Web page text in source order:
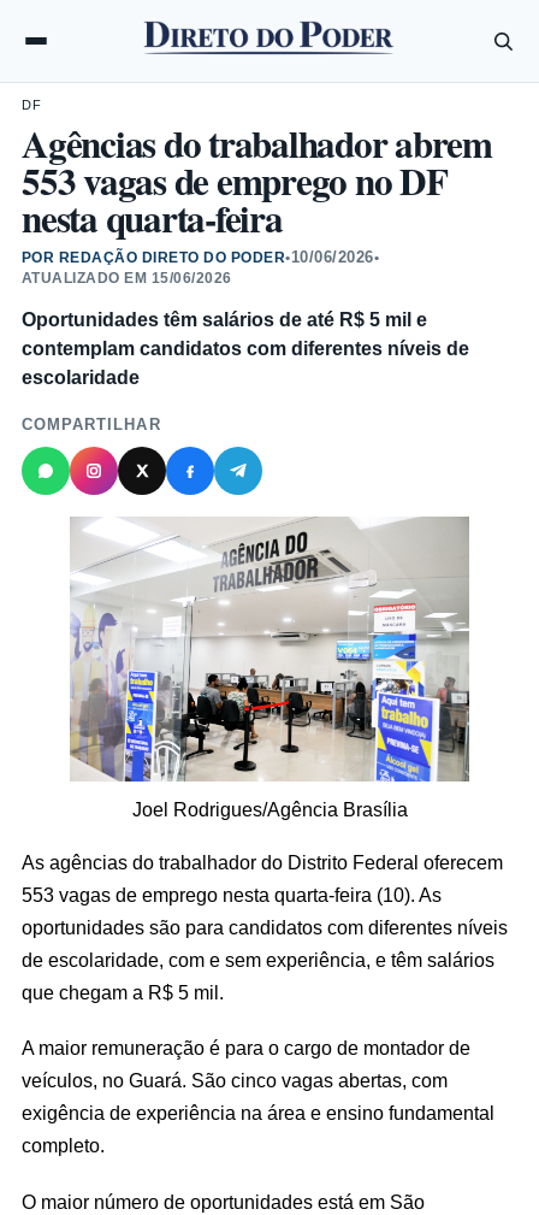
DF
Agências do trabalhador abrem
553 vagas de emprego no DF
nesta quarta-feira
POR REDAÇÃO DIRETO DO PODER•10/06/2026•
ATUALIZADO EM 15/06/2026
Oportunidades têm salários de até R$ 5 mil e
contemplam candidatos com diferentes níveis de
escolaridade
COMPARTILHAR
Joel Rodrigues/Agência Brasília
As agências do trabalhador do Distrito Federal oferecem
553 vagas de emprego nesta quarta-feira (10). As
oportunidades são para candidatos com diferentes níveis
de escolaridade, com e sem experiência, e têm salários
que chegam a R$ 5 mil.
A maior remuneração é para o cargo de montador de
veículos, no Guará. São cinco vagas abertas, com
exigência de experiência na área e ensino fundamental
completo.
O maior número de oportunidades está em São